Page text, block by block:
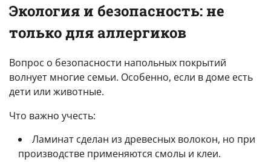
Экология и безопасность: не
только для аллергиков
Вопрос о безопасности напольных покрытий
волнует многие семьи. Особенно, если в доме есть
дети или животные.
Что важно учесть:
Ламинат сделан из древесных волокон, но при
производстве применяются смолы и клеи.